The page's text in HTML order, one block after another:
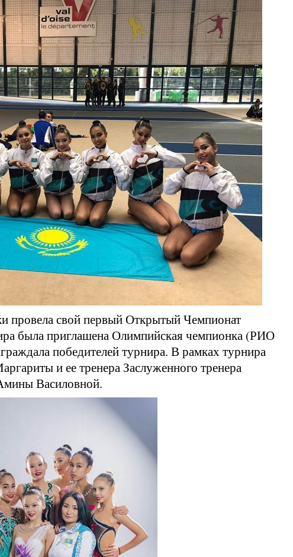
провела свой первый Открытый Чемпионат
была приглашена Олимпийская чемпионка (РИО
победителей турнира. В рамках турнира
и ее тренера Заслуженного тренера
Василовной.